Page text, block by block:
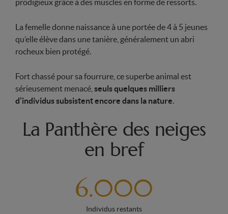
prodigieux grâce à des muscles en forme de ressorts.
La femelle donne naissance à une portée de 4 à 5 jeunes
qu’elle élève dans une tanière, généralement un abri
rocheux bien protégé.
Fort chassé pour sa fourrure, ce superbe animal est
sérieusement menacé, seuls quelques milliers
d’individus subsistent encore dans la nature.
La Panthère des neiges
en bref
6.000
Individus restants